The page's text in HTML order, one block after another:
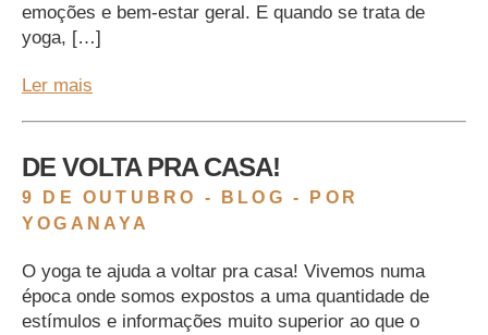
emoções e bem-estar geral. E quando se trata de
yoga, […]
Ler mais
DE VOLTA PRA CASA!
9 DE OUTUBRO - BLOG - POR
YOGANAYA
O yoga te ajuda a voltar pra casa! Vivemos numa
época onde somos expostos a uma quantidade de
estímulos e informações muito superior ao que o